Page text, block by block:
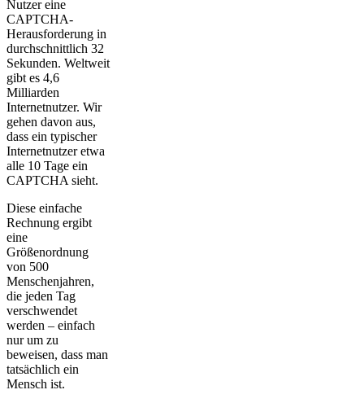
Nutzer eine
CAPTCHA-
Herausforderung in
durchschnittlich 32
Sekunden. Weltweit
gibt es 4,6
Milliarden
Internetnutzer. Wir
gehen davon aus,
dass ein typischer
Internetnutzer etwa
alle 10 Tage ein
CAPTCHA sieht.
Diese einfache
Rechnung ergibt
eine
Größenordnung
von 500
Menschenjahren,
die jeden Tag
verschwendet
werden – einfach
nur um zu
beweisen, dass man
tatsächlich ein
Mensch ist.